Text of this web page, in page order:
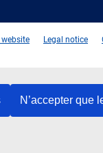
N’accepter que
Legal notice